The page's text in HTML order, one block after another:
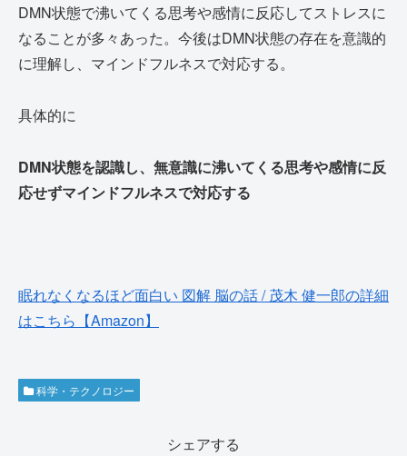
DMN状態で沸いてくる思考や感情に反応してストレスに
なることが多々あった。今後はDMN状態の存在を意識的
に理解し、マインドフルネスで対応する。
具体的に
DMN状態を認識し、無意識に沸いてくる思考や感情に反
応せずマインドフルネスで対応する
眠れなくなるほど面白い 図解 脳の話 / 茂木 健一郎の詳細
はこちら【Amazon】
科学・テクノロジー
シェアする